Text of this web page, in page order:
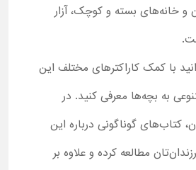
و خانه‌های بسته و کوچک، آزار
با کمک کاراکترهای مختلف این
به بچه‌ها معرفی کنید. در
کتاب‌های گوناگونی درباره این
مطالعه کرده و علاوه بر